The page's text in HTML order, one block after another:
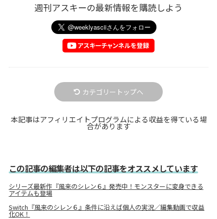
週刊アスキーの最新情報を購読しよう
カテゴリートップへ
本記事はアフィリエイトプログラムによる収益を得ている場
合があります
この記事の編集者は以下の記事をオススメしています
シリーズ最新作『風来のシレン６』発売中！モンスターに変身できる
アイテムも登場
Switch『風来のシレン６』条件に沿えば個人の実況／編集動画で収益
化OK！